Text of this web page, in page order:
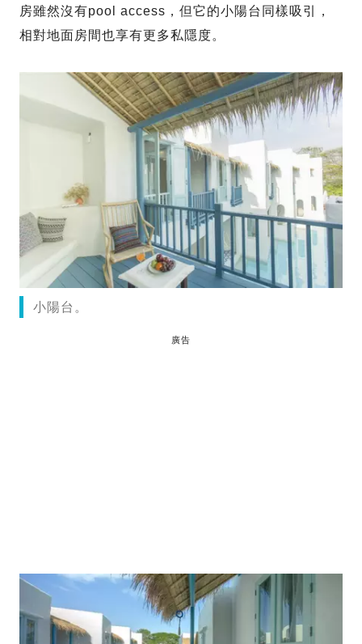
房雖然沒有pool access，但它的小陽台同樣吸引，
相對地面房間也享有更多私隱度。
小陽台。
廣告